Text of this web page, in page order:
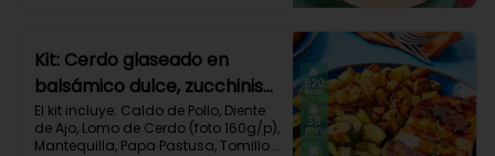
Carbohidratos 58g | Grasas 38g |
Proteínas 44g
Kit: Cerdo glaseado en
balsámico dulce, zucchinis
y papas al tomillo-57
El kit incluye: Caldo de Pollo, Diente
de Ajo, Lomo de Cerdo (foto 160g/p),
Mantequilla, Papa Pastusa, Tomillo